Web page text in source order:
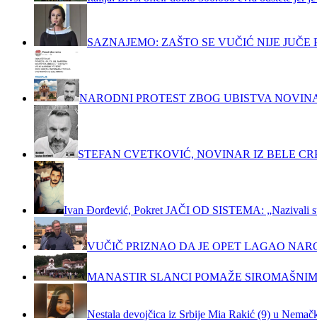
SAZNAJEMO: ZAŠTO SE VUČIĆ NIJE
NARODNI PROTEST ZBOG UBISTVA
STEFAN CVETKOVIĆ, NOVINAR IZ BELE
Ivan Đorđević, Pokret JAČI OD SISTEMA: „Nazivali
VUČIČ PRIZNAO DA JE OPET LAGAO
MANASTIR SLANCI POMAŽE
Nestala devojčica iz Srbije Mia Rakić (9) u